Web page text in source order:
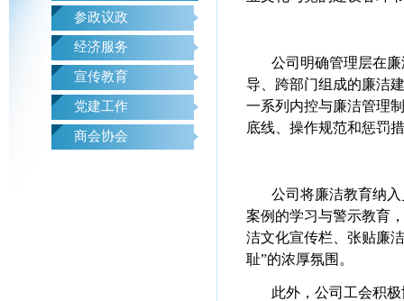
参政议政
经济服务
宣传教育
党建工作
商会协会
公司明确管理层在
导、跨部门组成的廉洁
一系列内控与廉洁管理
底线、操作规范和惩罚
公司将廉洁教育纳
案例的学习与警示教育
洁文化宣传栏、张贴廉
耻”的浓厚氛围。
此外，公司工会积